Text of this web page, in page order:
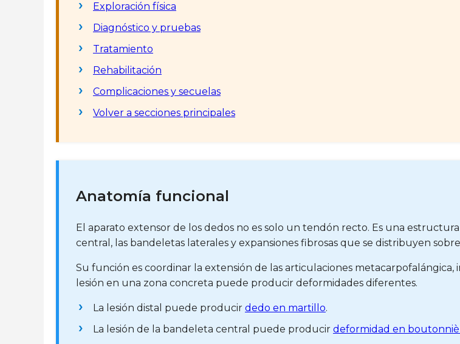
Exploración física
Diagnóstico y pruebas
Tratamiento
Rehabilitación
Complicaciones y secuelas
Volver a secciones principales
Anatomía funcional
El aparato extensor de los dedos no es solo un tendón recto. Es una
central, las bandeletas laterales y expansiones fibrosas que se distribuyen
Su función es coordinar la extensión de las articulaciones
lesión en una zona concreta puede producir deformidades diferentes.
La lesión distal puede producir dedo en martillo.
La lesión de la bandeleta central puede producir deformidad en